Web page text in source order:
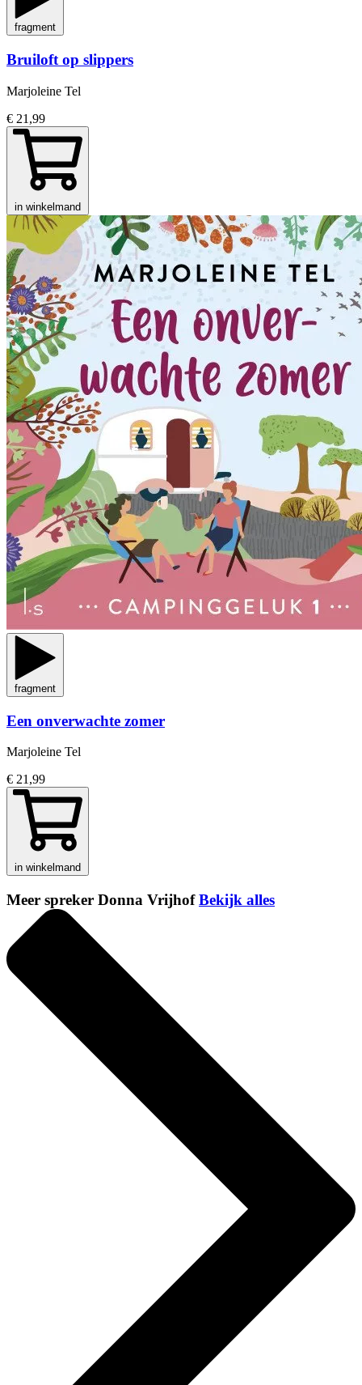
fragment
Bruiloft op slippers
Marjoleine Tel
€ 21,99
in winkelmand
fragment
Een onverwachte zomer
Marjoleine Tel
€ 21,99
in winkelmand
Meer spreker Donna VrijhofBekijk alles